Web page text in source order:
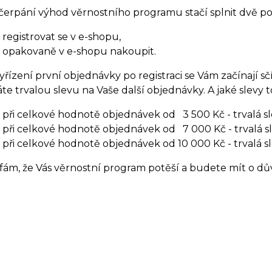
výhod věrnostního programu stačí splnit dvě
registrovat se v e-shopu,
opakovaně v e-shopu nakoupit.
první objednávky po registraci se Vám začínají
trvalou slevu na Vaše další objednávky. A jaké slevy
při celkové hodnotě objednávek od 3 500 Kč - trvalá
při celkové hodnotě objednávek od 7 000 Kč - trvalá
při celkové hodnotě objednávek od 10 000 Kč - trvalá
že Vás věrnostní program potěší a budete mít o